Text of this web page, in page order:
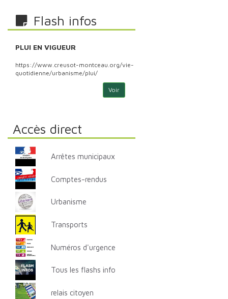
Flash infos
PLUI EN VIGUEUR
https://www.creusot-montceau.org/vie-
quotidienne/urbanisme/plui/
Voir
Accès direct
Arrêtes municipaux
Comptes-rendus
Urbanisme
Transports
Numéros d'urgence
Tous les flashs info
relais citoyen